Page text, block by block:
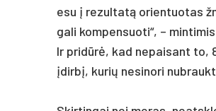
esu į re­zul­tatą orien­tuo­tas
ga­li kom­pen­suo­ti“, –
Ir pri­dūrė, kad ne­pai­sant
įdirbį, ku­rių ne­si­no­ri